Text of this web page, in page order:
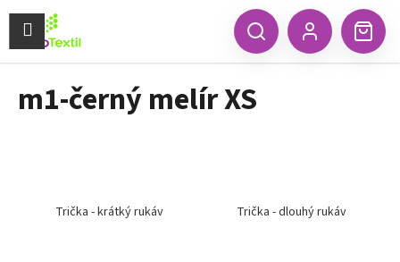
obsah
HledatPřihlášení
Menu
m1-černý melír XS
Trička - krátký rukáv Trička - dlouhý rukáv
K
š Zpět
Zpět
C